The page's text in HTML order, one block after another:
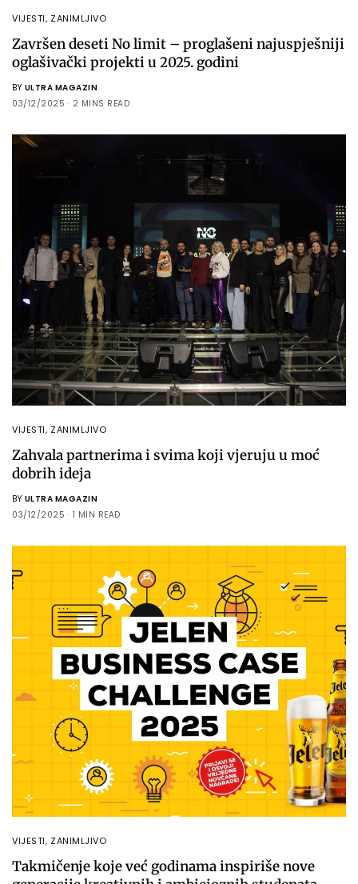
VIJESTI, ZANIMLJIVO
Završen deseti No limit – proglašeni najuspješniji
oglašivački projekti u 2025. godini
BY ULTRA MAGAZIN
03/12/2025
2 MINS READ
VIJESTI, ZANIMLJIVO
Zahvala partnerima i svima koji vjeruju u moć
dobrih ideja
BY ULTRA MAGAZIN
03/12/2025
1 MIN READ
VIJESTI, ZANIMLJIVO
Takmičenje koje već godinama inspiriše nove